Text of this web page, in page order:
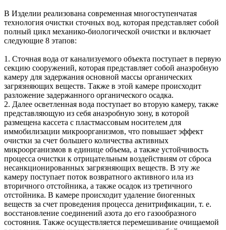
В Изделии реализована современная многоступенчатая
технология очистки сточных вод, которая представляет собой
полный цикл механико-биологической очистки и включает
следующие 8 этапов:
1. Сточная вода от канализуемого объекта поступает в первую
секцию сооружений, которая представляет собой анаэробную
камеру для задержания основной массы органических
загрязняющих веществ. Также в этой камере происходит
разложение задержанного органического осадка.
2. Далее осветленная вода поступает во вторую камеру, также
представляющую из себя анаэробную зону, в которой
размещена кассета с пластмассовым носителем для
иммобилизации микроорганизмов, что повышает эффект
очистки за счет большего количества активных
микроорганизмов в единице объема, а также устойчивость
процесса очистки к отрицательным воздействиям от сброса
несанкционированных загрязняющих веществ. В эту же
камеру поступает поток возвратного активного ила из
вторичного отстойника, а также осадок из третичного
отстойника. В камере происходит удаление биогенных
веществ за счет проведения процесса денитрификации, т. е.
восстановление соединений азота до его газообразного
состояния. Также осуществляется перемешивание очищаемой